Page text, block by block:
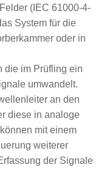
(IEC 61000-4-
System für die
oder in
die im Prüfling ein
umwandelt.
an den
diese in analoge
mit einem
weiterer
der Signale